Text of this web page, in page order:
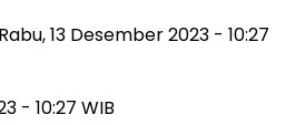
13 Desember 2023 - 10:27
- 10:27 WIB